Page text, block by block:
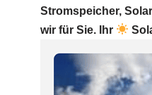
Stromspeicher,
wir für Sie. Ihr